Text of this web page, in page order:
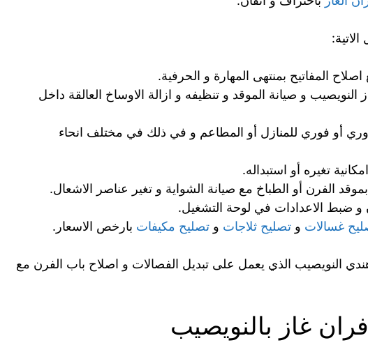
المفاتيح بمنتهى المهارة و الحرفية.
و صيانة الموقد و تنظيفه و ازالة الاوساخ العالقة داخل
أو فوري للمنازل أو المطاعم و في ذلك في مختلف انحاء
تغيره أو استبداله.
الفرن أو الطباخ مع صيانة الشواية و تغير عناصر الاشعال.
ضبط الاعدادات في لوحة التشغيل.
غسالات و تصليح ثلاجات و تصليح مكيفات بارخص الاسعار.
النويصيب الذي يعمل على تبديل الفصالات و اصلاح باب الفرن مع
غاز بالنويصيب